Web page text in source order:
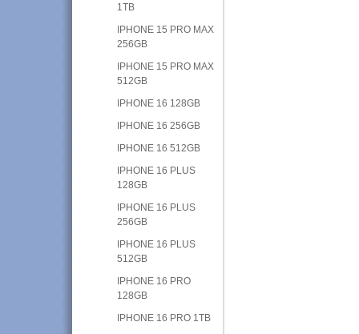
1TB
IPHONE 15 PRO MAX
256GB
IPHONE 15 PRO MAX
512GB
IPHONE 16 128GB
IPHONE 16 256GB
IPHONE 16 512GB
IPHONE 16 PLUS
128GB
IPHONE 16 PLUS
256GB
IPHONE 16 PLUS
512GB
IPHONE 16 PRO
128GB
IPHONE 16 PRO 1TB